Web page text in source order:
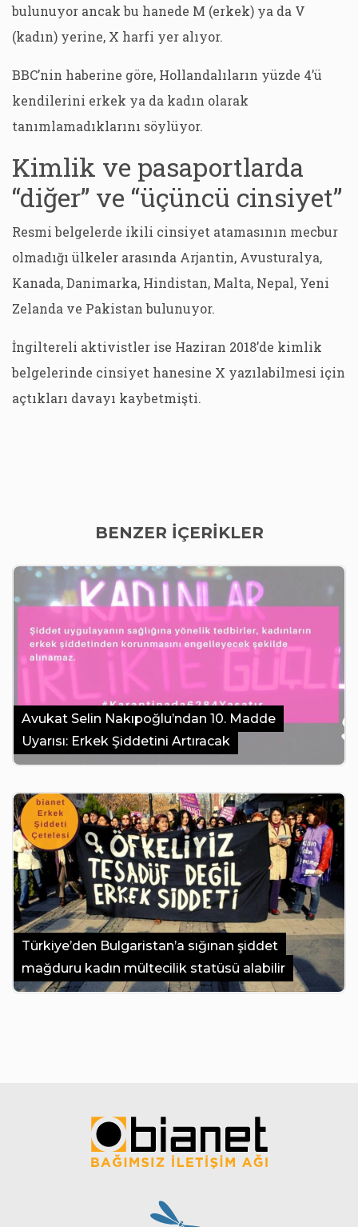
bulunuyor ancak bu hanede M (erkek) ya da V
(kadın) yerine, X harfi yer alıyor.
BBC’nin haberine göre, Hollandalıların yüzde 4’ü
kendilerini erkek ya da kadın olarak
tanımlamadıklarını söylüyor.
Kimlik ve pasaportlarda
“diğer” ve “üçüncü cinsiyet”
Resmi belgelerde ikili cinsiyet atamasının mecbur
olmadığı ülkeler arasında Arjantin, Avusturalya,
Kanada, Danimarka, Hindistan, Malta, Nepal, Yeni
Zelanda ve Pakistan bulunuyor.
İngiltereli aktivistler ise Haziran 2018’de kimlik
belgelerinde cinsiyet hanesine X yazılabilmesi için
açtıkları davayı kaybetmişti.
BENZER İÇERİKLER
Avukat Selin Nakıpoğlu’ndan 10. Madde
Uyarısı: Erkek Şiddetini Artıracak
Türkiye’den Bulgaristan’a sığınan şiddet
mağduru kadın mültecilik statüsü alabilir